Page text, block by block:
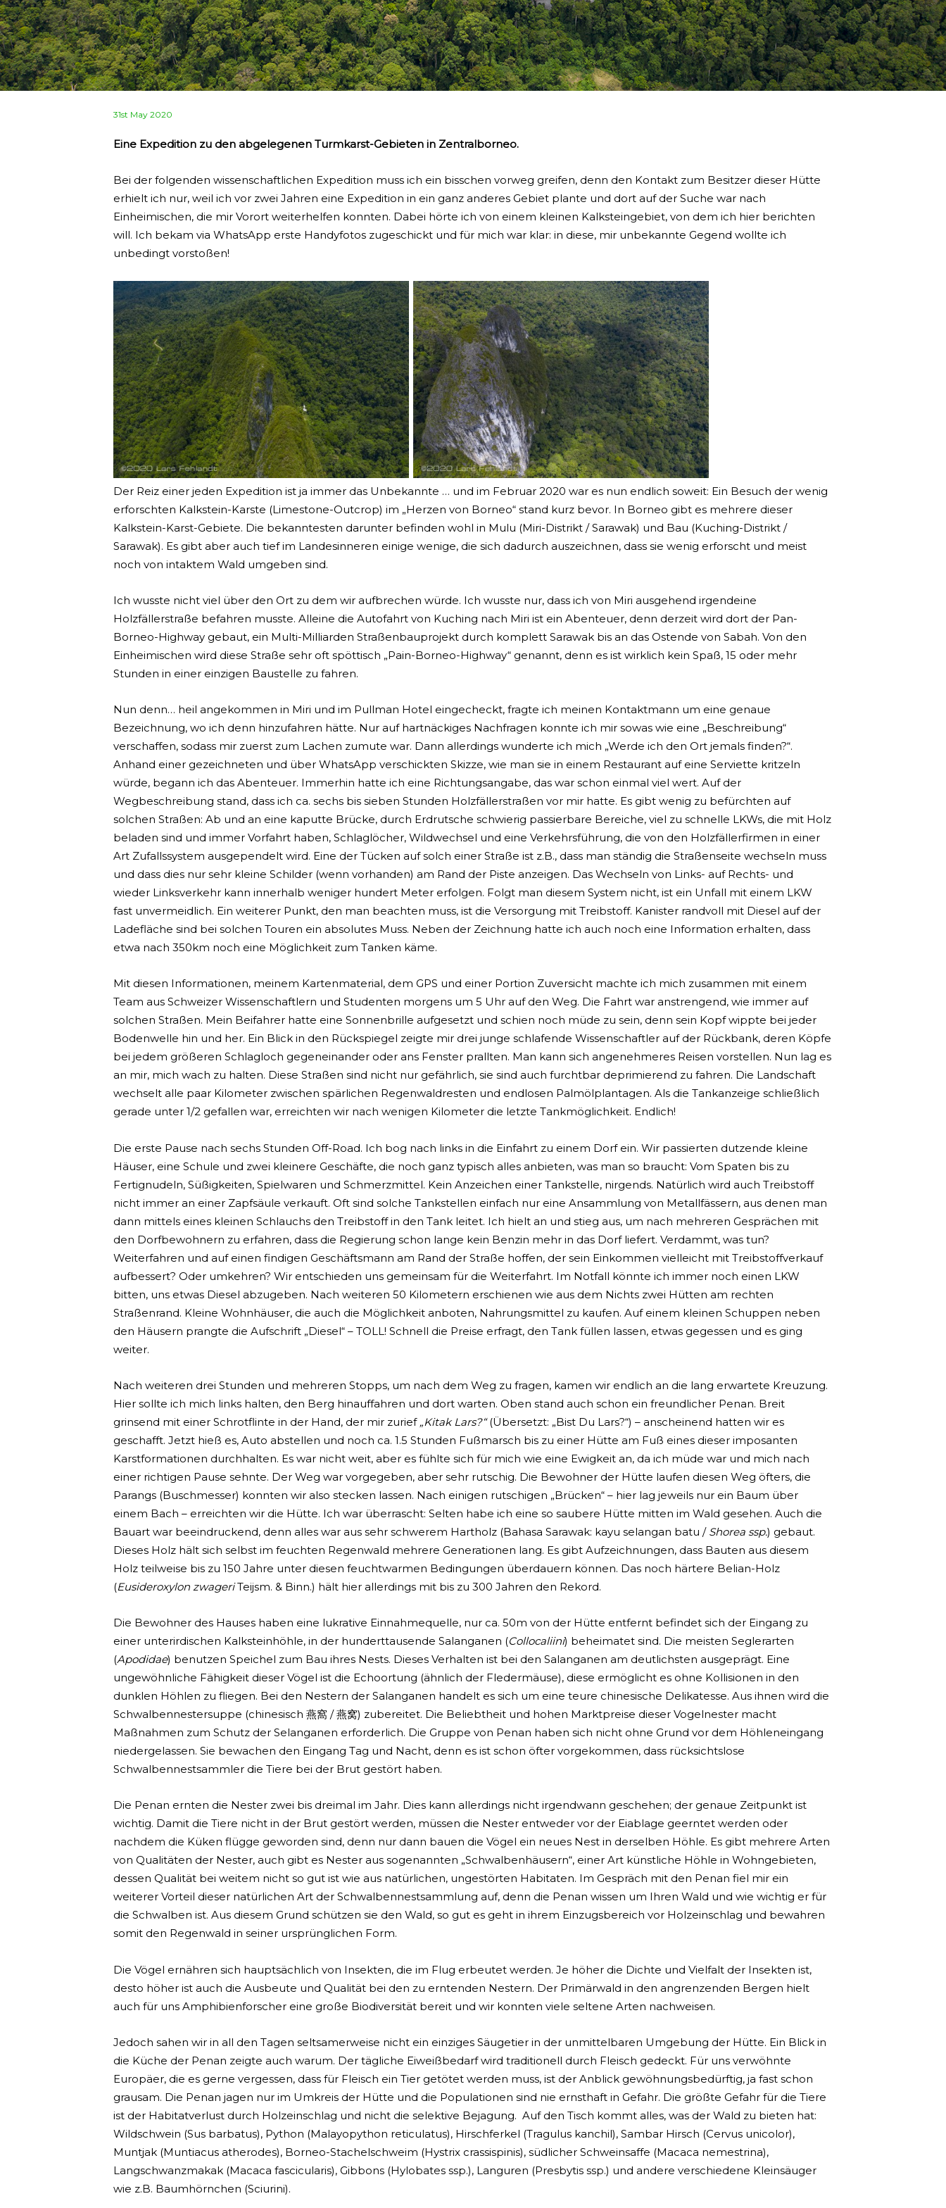
Posted
31st May 2020
Eine Expedition zu den abgelegenen Turmkarst-Gebieten in Zentralborneo.
Bei der folgenden wissenschaftlichen Expedition muss ich ein bisschen vorweg greifen, denn den Kontakt zum Besitzer dieser Hütte
erhielt ich nur, weil ich vor zwei Jahren eine Expedition in ein ganz anderes Gebiet plante und dort auf der Suche war nach
Einheimischen, die mir Vorort weiterhelfen konnten. Dabei hörte ich von einem kleinen Kalksteingebiet, von dem ich hier berichten
will. Ich bekam via WhatsApp erste Handyfotos zugeschickt und für mich war klar: in diese, mir unbekannte Gegend wollte ich
unbedingt vorstoßen!
Der Reiz einer jeden Expedition ist ja immer das Unbekannte … und im Februar 2020 war es nun endlich soweit: Ein Besuch der wenig
erforschten Kalkstein-Karste (Limestone-Outcrop) im „Herzen von Borneo“ stand kurz bevor. In Borneo gibt es mehrere dieser
Kalkstein-Karst-Gebiete. Die bekanntesten darunter befinden wohl in Mulu (Miri-Distrikt / Sarawak) und Bau (Kuching-Distrikt /
Sarawak). Es gibt aber auch tief im Landesinneren einige wenige, die sich dadurch auszeichnen, dass sie wenig erforscht und meist
noch von intaktem Wald umgeben sind.
Ich wusste nicht viel über den Ort zu dem wir aufbrechen würde. Ich wusste nur, dass ich von Miri ausgehend irgendeine
Holzfällerstraße befahren musste. Alleine die Autofahrt von Kuching nach Miri ist ein Abenteuer, denn derzeit wird dort der Pan-
Borneo-Highway gebaut, ein Multi-Milliarden Straßenbauprojekt durch komplett Sarawak bis an das Ostende von Sabah. Von den
Einheimischen wird diese Straße sehr oft spöttisch „Pain-Borneo-Highway“ genannt, denn es ist wirklich kein Spaß, 15 oder mehr
Stunden in einer einzigen Baustelle zu fahren.
Nun denn… heil angekommen in Miri und im Pullman Hotel eingecheckt, fragte ich meinen Kontaktmann um eine genaue
Bezeichnung, wo ich denn hinzufahren hätte. Nur auf hartnäckiges Nachfragen konnte ich mir sowas wie eine „Beschreibung“
verschaffen, sodass mir zuerst zum Lachen zumute war. Dann allerdings wunderte ich mich „Werde ich den Ort jemals finden?“.
Anhand einer gezeichneten und über WhatsApp verschickten Skizze, wie man sie in einem Restaurant auf eine Serviette kritzeln
würde, begann ich das Abenteuer. Immerhin hatte ich eine Richtungsangabe, das war schon einmal viel wert. Auf der
Wegbeschreibung stand, dass ich ca. sechs bis sieben Stunden Holzfällerstraßen vor mir hatte. Es gibt wenig zu befürchten auf
solchen Straßen: Ab und an eine kaputte Brücke, durch Erdrutsche schwierig passierbare Bereiche, viel zu schnelle LKWs, die mit Holz
beladen sind und immer Vorfahrt haben, Schlaglöcher, Wildwechsel und eine Verkehrsführung, die von den Holzfällerfirmen in einer
Art Zufallssystem ausgependelt wird. Eine der Tücken auf solch einer Straße ist z.B., dass man ständig die Straßenseite wechseln muss
und dass dies nur sehr kleine Schilder (wenn vorhanden) am Rand der Piste anzeigen. Das Wechseln von Links- auf Rechts- und
wieder Linksverkehr kann innerhalb weniger hundert Meter erfolgen. Folgt man diesem System nicht, ist ein Unfall mit einem LKW
fast unvermeidlich. Ein weiterer Punkt, den man beachten muss, ist die Versorgung mit Treibstoff. Kanister randvoll mit Diesel auf der
Ladefläche sind bei solchen Touren ein absolutes Muss. Neben der Zeichnung hatte ich auch noch eine Information erhalten, dass
etwa nach 350km noch eine Möglichkeit zum Tanken käme.
Mit diesen Informationen, meinem Kartenmaterial, dem GPS und einer Portion Zuversicht machte ich mich zusammen mit einem
Team aus Schweizer Wissenschaftlern und Studenten morgens um 5 Uhr auf den Weg. Die Fahrt war anstrengend, wie immer auf
solchen Straßen. Mein Beifahrer hatte eine Sonnenbrille aufgesetzt und schien noch müde zu sein, denn sein Kopf wippte bei jeder
Bodenwelle hin und her. Ein Blick in den Rückspiegel zeigte mir drei junge schlafende Wissenschaftler auf der Rückbank, deren Köpfe
bei jedem größeren Schlagloch gegeneinander oder ans Fenster prallten. Man kann sich angenehmeres Reisen vorstellen. Nun lag es
an mir, mich wach zu halten. Diese Straßen sind nicht nur gefährlich, sie sind auch furchtbar deprimierend zu fahren. Die Landschaft
wechselt alle paar Kilometer zwischen spärlichen Regenwaldresten und endlosen Palmölplantagen. Als die Tankanzeige schließlich
gerade unter 1/2 gefallen war, erreichten wir nach wenigen Kilometer die letzte Tankmöglichkeit. Endlich!
Die erste Pause nach sechs Stunden Off-Road. Ich bog nach links in die Einfahrt zu einem Dorf ein. Wir passierten dutzende kleine
Häuser, eine Schule und zwei kleinere Geschäfte, die noch ganz typisch alles anbieten, was man so braucht: Vom Spaten bis zu
Fertignudeln, Süßigkeiten, Spielwaren und Schmerzmittel. Kein Anzeichen einer Tankstelle, nirgends. Natürlich wird auch Treibstoff
nicht immer an einer Zapfsäule verkauft. Oft sind solche Tankstellen einfach nur eine Ansammlung von Metallfässern, aus denen man
dann mittels eines kleinen Schlauchs den Treibstoff in den Tank leitet. Ich hielt an und stieg aus, um nach mehreren Gesprächen mit
den Dorfbewohnern zu erfahren, dass die Regierung schon lange kein Benzin mehr in das Dorf liefert. Verdammt, was tun?
Weiterfahren und auf einen findigen Geschäftsmann am Rand der Straße hoffen, der sein Einkommen vielleicht mit Treibstoffverkauf
aufbessert? Oder umkehren? Wir entschieden uns gemeinsam für die Weiterfahrt. Im Notfall könnte ich immer noch einen LKW
bitten, uns etwas Diesel abzugeben. Nach weiteren 50 Kilometern erschienen wie aus dem Nichts zwei Hütten am rechten
Straßenrand. Kleine Wohnhäuser, die auch die Möglichkeit anboten, Nahrungsmittel zu kaufen. Auf einem kleinen Schuppen neben
den Häusern prangte die Aufschrift „Diesel“ – TOLL! Schnell die Preise erfragt, den Tank füllen lassen, etwas gegessen und es ging
weiter.
Nach weiteren drei Stunden und mehreren Stopps, um nach dem Weg zu fragen, kamen wir endlich an die lang erwartete Kreuzung.
Hier sollte ich mich links halten, den Berg hinauffahren und dort warten. Oben stand auch schon ein freundlicher Penan. Breit
grinsend mit einer Schrotflinte in der Hand, der mir zurief „Kitak Lars?“(Übersetzt: „Bist Du Lars?“) – anscheinend hatten wir es
geschafft. Jetzt hieß es, Auto abstellen und noch ca. 1.5 Stunden Fußmarsch bis zu einer Hütte am Fuß eines dieser imposanten
Karstformationen durchhalten. Es war nicht weit, aber es fühlte sich für mich wie eine Ewigkeit an, da ich müde war und mich nach
einer richtigen Pause sehnte. Der Weg war vorgegeben, aber sehr rutschig. Die Bewohner der Hütte laufen diesen Weg öfters, die
Parangs (Buschmesser) konnten wir also stecken lassen. Nach einigen rutschigen „Brücken“ – hier lag jeweils nur ein Baum über
einem Bach – erreichten wir die Hütte. Ich war überrascht: Selten habe ich eine so saubere Hütte mitten im Wald gesehen. Auch die
Bauart war beeindruckend, denn alles war aus sehr schwerem Hartholz (Bahasa Sarawak: kayu selangan batu / Shorea ssp.) gebaut.
Dieses Holz hält sich selbst im feuchten Regenwald mehrere Generationen lang. Es gibt Aufzeichnungen, dass Bauten aus diesem
Holz teilweise bis zu 150 Jahre unter diesen feuchtwarmen Bedingungen überdauern können. Das noch härtere Belian-Holz
(Eusideroxylon zwageriTeijsm. & Binn.) hält hier allerdings mit bis zu 300 Jahren den Rekord.
Die Bewohner des Hauses haben eine lukrative Einnahmequelle, nur ca. 50m von der Hütte entfernt befindet sich der Eingang zu
einer unterirdischen Kalksteinhöhle, in der hunderttausende Salanganen (Collocaliini) beheimatet sind. Die meisten Seglerarten
(Apodidae) benutzen Speichel zum Bau ihres Nests. Dieses Verhalten ist bei den Salanganen am deutlichsten ausgeprägt. Eine
ungewöhnliche Fähigkeit dieser Vögel ist die Echoortung (ähnlich der Fledermäuse), diese ermöglicht es ohne Kollisionen in den
dunklen Höhlen zu fliegen. Bei den Nestern der Salanganen handelt es sich um eine teure chinesische Delikatesse. Aus ihnen wird die
Schwalbennestersuppe (chinesisch 燕窩 / 燕窝) zubereitet. Die Beliebtheit und hohen Marktpreise dieser Vogelnester macht
Maßnahmen zum Schutz der Selanganen erforderlich. Die Gruppe von Penan haben sich nicht ohne Grund vor dem Höhleneingang
niedergelassen. Sie bewachen den Eingang Tag und Nacht, denn es ist schon öfter vorgekommen, dass rücksichtslose
Schwalbennestsammler die Tiere bei der Brut gestört haben.
Die Penan ernten die Nester zwei bis dreimal im Jahr. Dies kann allerdings nicht irgendwann geschehen; der genaue Zeitpunkt ist
wichtig. Damit die Tiere nicht in der Brut gestört werden, müssen die Nester entweder vor der Eiablage geerntet werden oder
nachdem die Küken flügge geworden sind, denn nur dann bauen die Vögel ein neues Nest in derselben Höhle. Es gibt mehrere Arten
von Qualitäten der Nester, auch gibt es Nester aus sogenannten „Schwalbenhäusern“, einer Art künstliche Höhle in Wohngebieten,
dessen Qualität bei weitem nicht so gut ist wie aus natürlichen, ungestörten Habitaten. Im Gespräch mit den Penan fiel mir ein
weiterer Vorteil dieser natürlichen Art der Schwalbennestsammlung auf, denn die Penan wissen um Ihren Wald und wie wichtig er für
die Schwalben ist. Aus diesem Grund schützen sie den Wald, so gut es geht in ihrem Einzugsbereich vor Holzeinschlag und bewahren
somit den Regenwald in seiner ursprünglichen Form.
Die Vögel ernähren sich hauptsächlich von Insekten, die im Flug erbeutet werden. Je höher die Dichte und Vielfalt der Insekten ist,
desto höher ist auch die Ausbeute und Qualität bei den zu erntenden Nestern. Der Primärwald in den angrenzenden Bergen hielt
auch für uns Amphibienforscher eine große Biodiversität bereit und wir konnten viele seltene Arten nachweisen.
Jedoch sahen wir in all den Tagen seltsamerweise nicht ein einziges Säugetier in der unmittelbaren Umgebung der Hütte. Ein Blick in
die Küche der Penan zeigte auch warum. Der tägliche Eiweißbedarf wird traditionell durch Fleisch gedeckt. Für uns verwöhnte
Europäer, die es gerne vergessen, dass für Fleisch ein Tier getötet werden muss, ist der Anblick gewöhnungsbedürftig, ja fast schon
grausam. Die Penan jagen nur im Umkreis der Hütte und die Populationen sind nie ernsthaft in Gefahr. Die größte Gefahr für die Tiere
ist der Habitatverlust durch Holzeinschlag und nicht die selektive Bejagung. Auf den Tisch kommt alles, was der Wald zu bieten hat:
Wildschwein (Sus barbatus), Python (Malayopython reticulatus), Hirschferkel (Tragulus kanchil), Sambar Hirsch (Cervus unicolor),
Muntjak (Muntiacus atherodes), Borneo-Stachelschweim (Hystrix crassispinis), südlicher Schweinsaffe (Macaca nemestrina),
Langschwanzmakak (Macaca fascicularis), Gibbons (Hylobates ssp.), Languren (Presbytis ssp.) und andere verschiedene Kleinsäuger
wie z.B. Baumhörnchen (Sciurini).